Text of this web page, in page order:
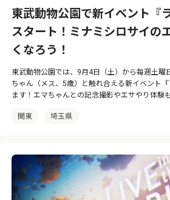
東武動物公園で新イベント『
スタート！ミナミシロサイの
くなろう！
東武動物公園では、9月4日（土）から毎週土曜
ちゃん（メス、5歳）と触れ合える新イベント
ます！エマちゃんとの記念撮影やエサやり体験
関東 埼玉県